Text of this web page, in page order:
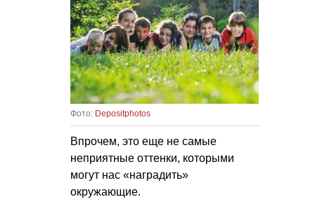
Фото: Depositphotos
Впрочем, это еще не самые
неприятные оттенки, которыми
могут нас «наградить»
окружающие.